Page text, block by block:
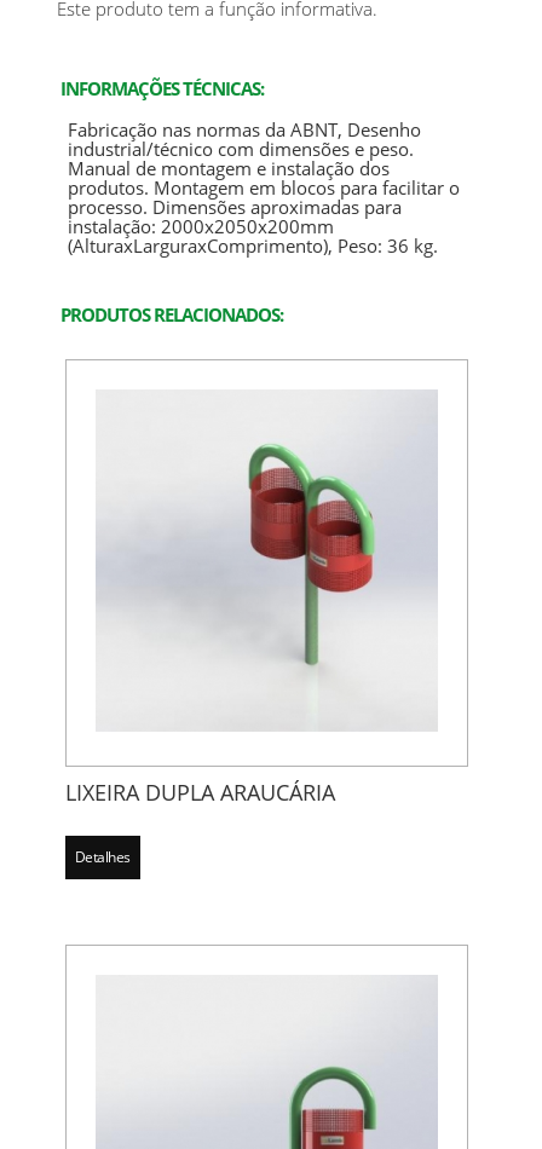
Este produto tem a função informativa.
INFORMAÇÕES TÉCNICAS:
Fabricação nas normas da ABNT, Desenho
industrial/técnico com dimensões e peso.
Manual de montagem e instalação dos
produtos. Montagem em blocos para facilitar o
processo. Dimensões aproximadas para
instalação: 2000x2050x200mm
(AlturaxLarguraxComprimento), Peso: 36 kg.
PRODUTOS RELACIONADOS:
LIXEIRA DUPLA ARAUCÁRIA
Detalhes